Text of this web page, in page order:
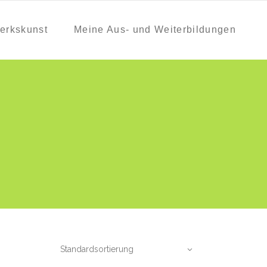
Meine Aus- und Weiterbildungen
Standardsortierung